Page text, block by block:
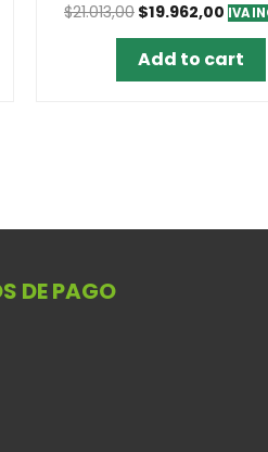
Rated
out
of
5
$21.013,00 $19.962,00 IVA
Add to cart
DE PAGO